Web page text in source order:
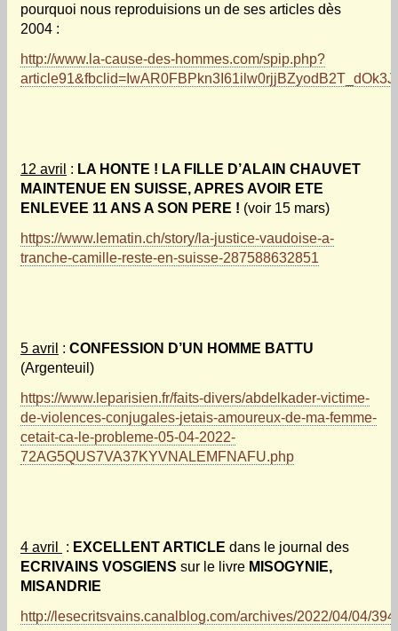
pourquoi nous reproduisions un de ses articles dès
2004 :
http://www.la-cause-des-hommes.com/spip.php?
12 avril : LA HONTE ! LA FILLE D’ALAIN CHAUVET
MAINTENUE EN SUISSE, APRES AVOIR ETE
ENLEVEE 11 ANS A SON PERE ! (voir 15 mars)
https://www.lematin.ch/story/la-justice-vaudoise-a-
tranche-camille-reste-en-suisse-287588632851
5 avril : CONFESSION D’UN HOMME BATTU
(Argenteuil)
https://www.leparisien.fr/faits-divers/abdelkader-victime-
de-violences-conjugales-jetais-amoureux-de-ma-femme-
cetait-ca-le-probleme-05-04-2022-
72AG5QUS7VA37KYVNALEMFNAFU.php
4 avril : EXCELLENT ARTICLE dans le journal des
ECRIVAINS VOSGIENS sur le livre MISOGYNIE,
MISANDRIE
http://lesecritsvains.canalblog.com/archives/2022/04/04/